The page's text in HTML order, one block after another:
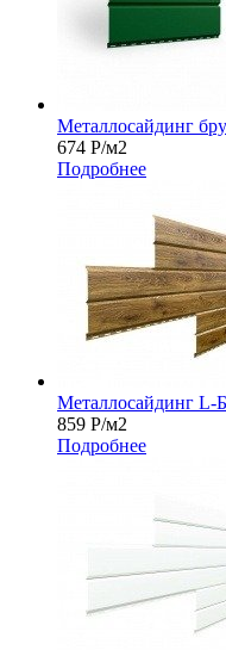
Металлосайдинг
674 Р/м2
Подробнее
Металлосайдинг L-
859 Р/м2
Подробнее